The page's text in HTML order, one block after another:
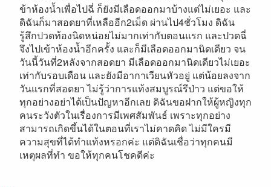
ข้าห้องน้ำเพื่อไปฉี่ ก็ยังมีเลือดออกมาบ้างแต่ไม่เยอะ และ
ดิฉันก็มาสอดยาที่เหลืออีก2เม็ด ผ่านไป4ชั่วโมง ดิฉัน
รู้สึกปวดท้องนิดหน่อยไม่มากเท่ากับตอนแรก และปวดฉี่
จึงไปเข้าห้องน้ำอีกครั้ง และก็มีเลือดออกมานิดเดียว จน
วันนี้วันที่2หลังจากสอดยา มีเลือดออกมานิดเดียวไม่เยอะ
เท่ากับรอบเดือน และยังมีอากาเวียนหัวอยู่ แต่น้อยลงจาก
วันแรกที่สอดยา ไม่รู้ว่าการแท้งสมบูรณ์รึป่าว แต่ขอให้
ทุกอย่างอย่าได้เป็นปัญหาอีกเลย ดิฉันขอฝากให้ผู้หญิงทุก
คนระวังตัวในเรื่องการมีเพศสัมพันธ์ เพราะทุกอย่าง
สามารถเกิดขึ้นได้ในตอนที่เราไม่คาดคิด ไม่มีใครมี
ความสุขที่ได้ทำแท้งหรอกค่ะ แต่ดิฉันเชื่อว่าทุกคนมี
เหตุผลที่ทำ ขอให้ทุกคนโชคดีค่ะ